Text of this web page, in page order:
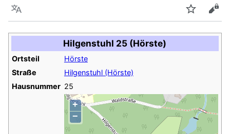
Sprache
Hilgenstuhl 25 (Hörste)
Ortsteil
Hörste
Straße
Hilgenstuhl (Hörste)
Hausnummer 25
+
−